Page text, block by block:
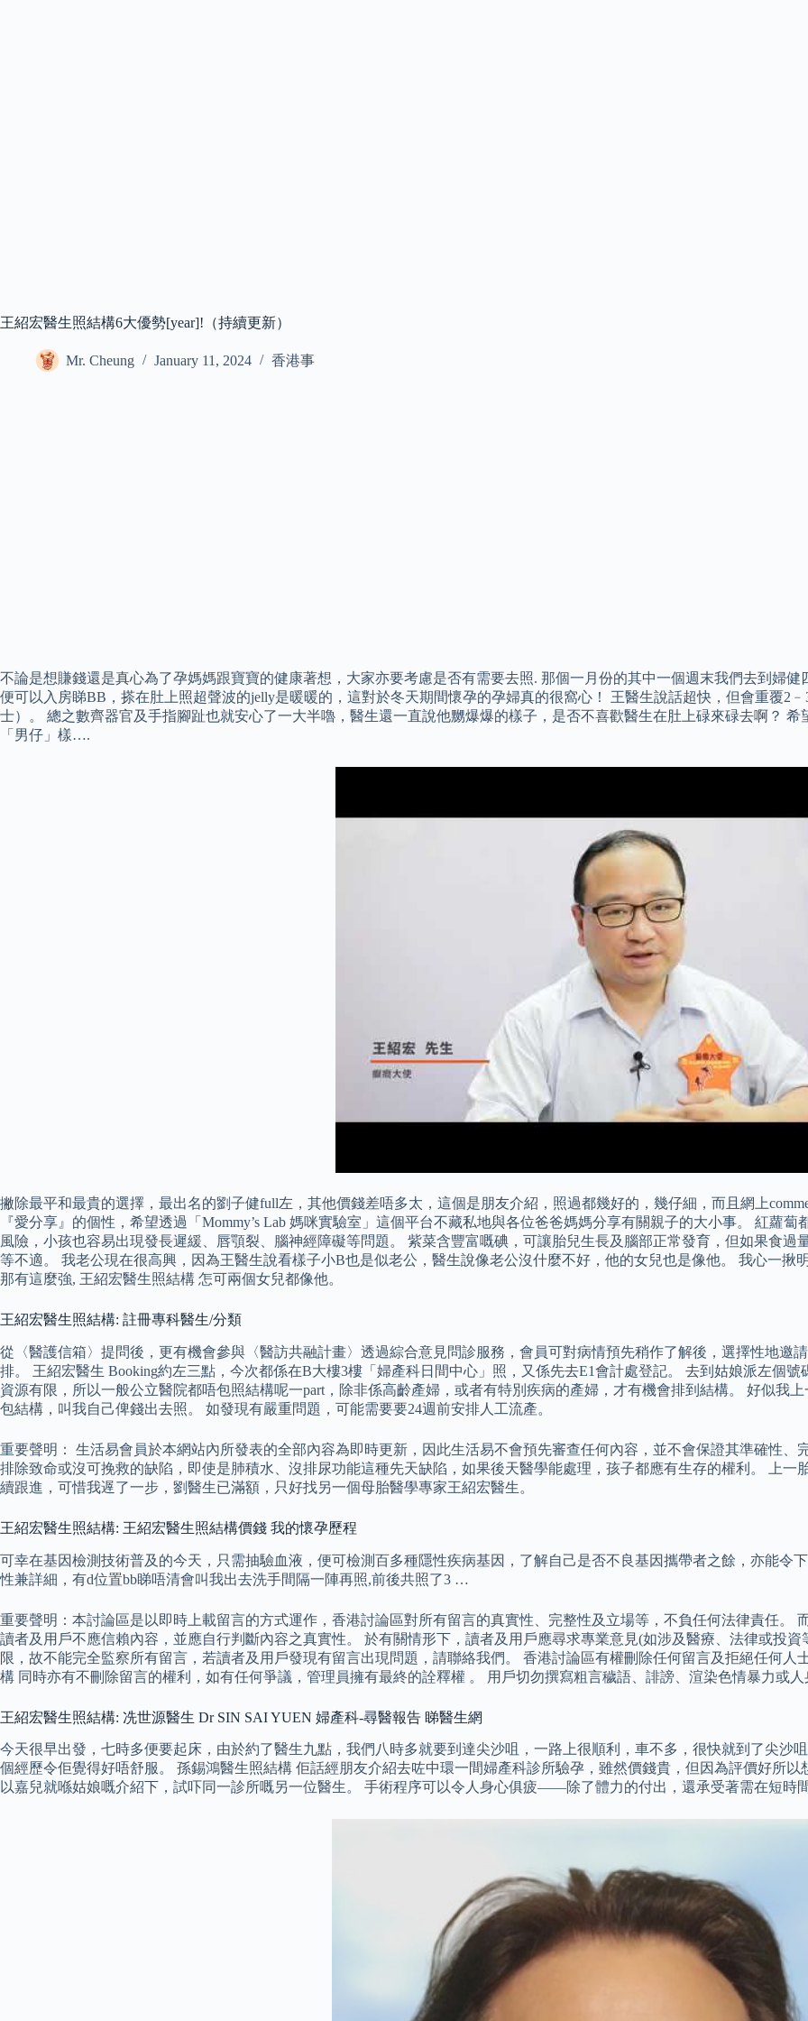
王紹宏醫生照結構6大優勢[year]!（持續更新）
Mr. Cheung January 11, 2024 香港事
不論是想賺錢還是真心為了孕媽媽跟寶寶的健康著想，大家亦要考慮是否有需要去照. 那個一月份的其中一個週末我們去到婦
便可以入房睇BB，搽在肚上照超聲波的jelly是暖暖的，這對於冬天期間懷孕的孕婦真的很窩心！ 王醫生說話超快，但會重覆
士）。 總之數齊器官及手指腳趾也就安心了一大半嚕，醫生還一直說他嬲爆爆的樣子，是否不喜歡醫生在肚上碌來碌去啊？
「男仔」樣….
撇除最平和最貴的選擇，最出名的劉子健full左，其他價錢差唔多太，這個是朋友介紹，照過都幾好的，幾仔細，而且網上
『愛分享』的個性，希望透過「Mommy’s Lab 媽咪實驗室」這個平台不藏私地與各位爸爸媽媽分享有關親子的大小事。 紅蘿
風險，小孩也容易出現發長遲緩、唇顎裂、腦神經障礙等問題。 紫菜含豐富嘅碘，可讓胎兒生長及腦部正常發育，但如果食
等不適。 我老公現在很高興，因為王醫生說看樣子小B也是似老公，醫生說像老公沒什麼不好，他的女兒也是像他。 我心一
那有這麼強, 王紹宏醫生照結構 怎可兩個女兒都像他。
王紹宏醫生照結構: 註冊專科醫生/分類
從〈醫護信箱〉提問後，更有機會參與〈醫訪共融計畫〉透過綜合意見問診服務，會員可對病情預先稍作了解後，選擇性地邀
排。 王紹宏醫生 Booking約左三點，今次都係在B大樓3樓「婦產科日間中心」照，又係先去E1會計處登記。 去到姑娘派左個
資源有限，所以一般公立醫院都唔包照結構呢一part，除非係高齡產婦，或者有特別疾病的產婦，才有機會排到結構。 好似我
包結構，叫我自己俾錢出去照。 如發現有嚴重問題，可能需要要24週前安排人工流產。
重要聲明： 生活易會員於本網站內所發表的全部內容為即時更新，因此生活易不會預先審查任何內容，並不會保證其準確性
排除致命或沒可挽救的缺陷，即使是肺積水、沒排尿功能這種先天缺陷，如果後天醫學能處理，孩子都應有生存的權利。 上
續跟進，可惜我遟了一步，劉醫生已滿額，只好找另一個母胎醫學專家王紹宏醫生。
王紹宏醫生照結構: 王紹宏醫生照結構價錢 我的懷孕歷程
可幸在基因檢測技術普及的今天，只需抽驗血液，便可檢測百多種隱性疾病基因，了解自己是否不良基因攜帶者之餘，亦能令
性兼詳細，有d位置bb睇唔清會叫我出去洗手間隔一陣再照,前後共照了3 …
重要聲明：本討論區是以即時上載留言的方式運作，香港討論區對所有留言的真實性、完整性及立場等，不負任何法律責任。
讀者及用戶不應信賴內容，並應自行判斷內容之真實性。 於有關情形下，讀者及用戶應尋求專業意見(如涉及醫療、法律或投
限，故不能完全監察所有留言，若讀者及用戶發現有留言出現問題，請聯絡我們。 香港討論區有權刪除任何留言及拒絕任何
構 同時亦有不刪除留言的權利，如有任何爭議，管理員擁有最終的詮釋權 。 用戶切勿撰寫粗言穢語、誹謗、渲染色情暴力或
王紹宏醫生照結構: 冼世源醫生 Dr SIN SAI YUEN 婦產科-尋醫報告 睇醫生網
今天很早出發，七時多便要起床，由於約了醫生九點，我們八時多就要到達尖沙咀，一路上很順利，車不多，很快就到了尖沙
個經歷令佢覺得好唔舒服。 孫錫鴻醫生照結構 佢話經朋友介紹去咗中環一間婦產科診所驗孕，雖然價錢貴，但因為評價好所
以嘉兒就喺姑娘嘅介紹下，試吓同一診所嘅另一位醫生。 手術程序可以令人身心俱疲——除了體力的付出，還承受著需在短時